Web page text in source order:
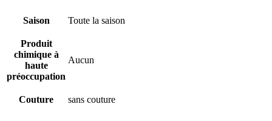
Saison Toute la saison
Produit
chimique à
haute
préoccupation
Aucun
Couture sans couture